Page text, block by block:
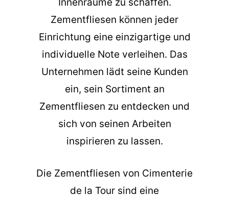
Innenräume zu schaffen.
Zementfliesen können jeder
Einrichtung eine einzigartige und
individuelle Note verleihen. Das
Unternehmen lädt seine Kunden
ein, sein Sortiment an
Zementfliesen zu entdecken und
sich von seinen Arbeiten
inspirieren zu lassen.
Die Zementfliesen von Cimenterie
de la Tour sind eine